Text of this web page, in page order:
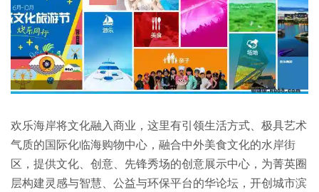
欢乐海岸将文化融入商业，这里有引领生活方式、极具艺术
气质的国际化临海购物中心，融合中外美食文化的水岸街
区，提供文化、创意、先锋秀场的创意展示中心，为菁英圈
层构建灵感与智慧、公益与环保平台的华论坛，开创城市滨